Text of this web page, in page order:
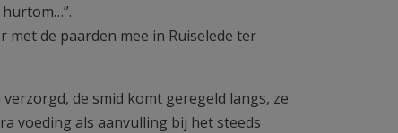
met de paarden mee in Ruiselede ter
de smid komt geregeld langs, ze
voeding als aanvulling bij het steeds